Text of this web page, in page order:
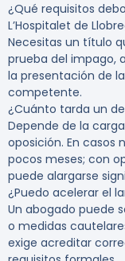
¿Qué requisitos
L’Hospitalet de
Necesitas un título
prueba del impago,
la presentación de
competente.
¿Cuánto tarda un
Depende de la
oposición. En casos
pocos meses; con
puede alargarse
¿Puedo acelerar el
Un abogado puede
o medidas
exige acreditar